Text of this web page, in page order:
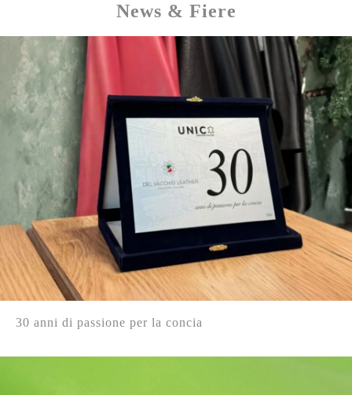
News & Fiere
30 anni di passione per la concia